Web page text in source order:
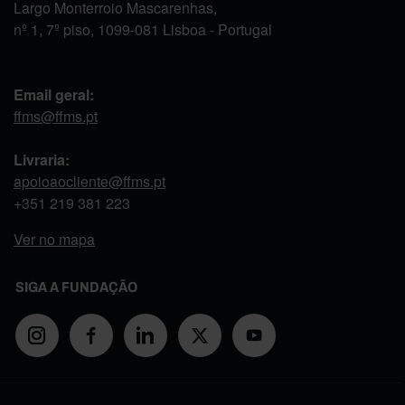
Largo Monterroio Mascarenhas,
nº 1, 7º piso, 1099-081 Lisboa - Portugal
Email geral:
ffms@ffms.pt
Livraria:
apoioaocliente@ffms.pt
+351 219 381 223
Ver no mapa
SIGA A FUNDAÇÃO